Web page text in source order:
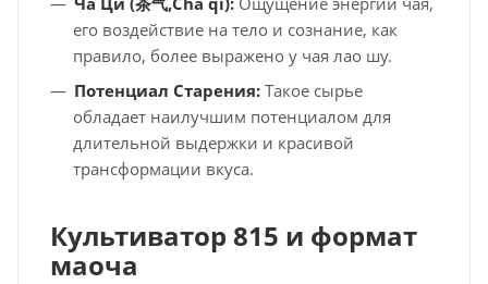
его воздействие на тело и сознание, как
правило, более выражено у чая лао шу.
Потенциал Старения: Такое сырье
обладает наилучшим потенциалом для
длительной выдержки и красивой
трансформации вкуса.
Культиватор 815 и формат
маоча